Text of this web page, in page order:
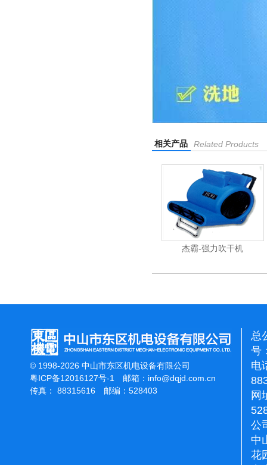
相关产品 Related Products
杰霸-强力吹干机
© 1998-2026 中山市东区机电设备有限公司
粤ICP备12016127号-1
邮箱： info@dqjd.com.cn
传真： 88315616 邮编：528403
总
号
电
网
公
中
花